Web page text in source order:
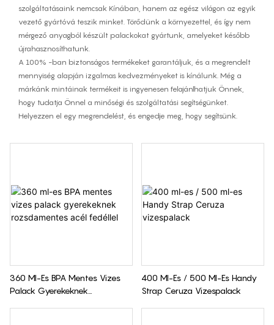
szolgáltatásaink nemcsak Kínában, hanem az egész világon az egyik
vezető gyártóvá teszik minket. Törődünk a környezettel, és így nem
mérgező anyagból készült palackokat gyártunk, amelyeket később
újrahasznosíthatunk.
A 100% -ban biztonságos termékeket garantáljuk, és a megrendelt
mennyiség alapján izgalmas kedvezményeket is kínálunk. Még a
márkánk mintáinak termékeit is ingyenesen felajánlhatjuk Önnek,
hogy tudatja Önnel a minőségi és szolgáltatási segítségünket.
Helyezzen el egy megrendelést, és engedje meg, hogy segítsünk.
360 Ml-Es BPA Mentes Vizes
Palack Gyerekeknek
400 Ml-Es / 500 Ml-Es Handy
Strap Ceruza Vizespalack